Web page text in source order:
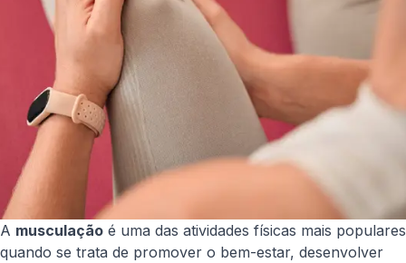
A musculação é uma das atividades físicas mais populares
quando se trata de promover o bem-estar, desenvolver